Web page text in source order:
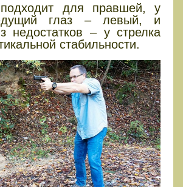
для правшей, у
глаз – левый, и
недостатков – у стрелка
стабильности.